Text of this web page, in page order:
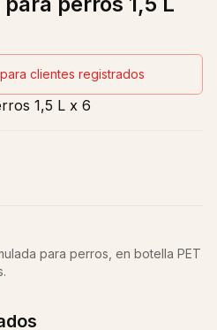
clientes registrados
1,5 L x 6
para perros, en botella PET